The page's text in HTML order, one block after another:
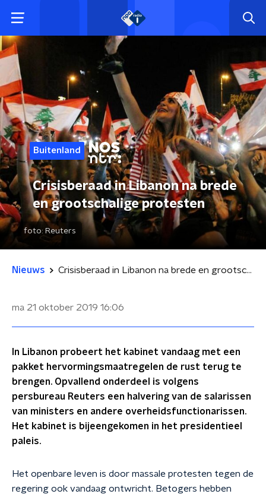
Buitenland
Crisisberaad in Libanon na brede
en grootschalige protesten
foto: Reuters
Nieuws Crisisberaad in Libanon na brede en grootschalige protesten
ma 21 oktober 2019 16:06
In Libanon probeert het kabinet vandaag met een
pakket hervormingsmaatregelen de rust terug te
brengen. Opvallend onderdeel is volgens
persbureau Reuters een halvering van de salarissen
van ministers en andere overheidsfunctionarissen.
Het kabinet is bijeengekomen in het presidentieel
paleis.
Het openbare leven is door massale protesten tegen de
regering ook vandaag ontwricht. Betogers hebben